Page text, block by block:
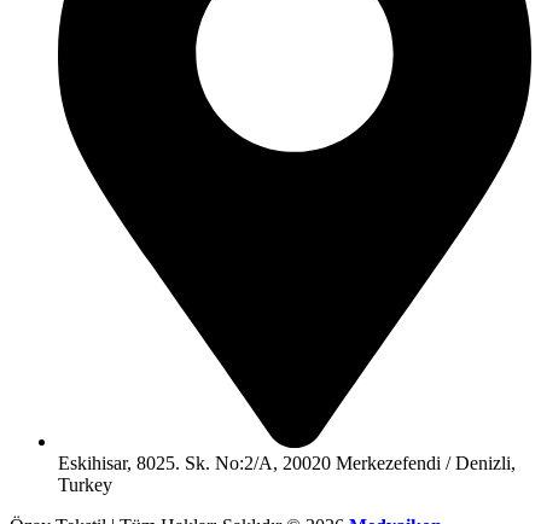
Eskihisar, 8025. Sk. No:2/A, 20020 Merkezefendi / Denizli,
Turkey